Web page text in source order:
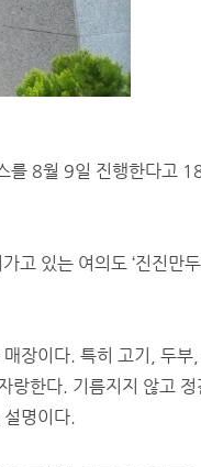
를 8월 9일 진행한다고
고 있는 여의도 ‘진진만두
장이다. 특히 고기, 두부,
랑한다. 기름지지 않고 정
명이다.